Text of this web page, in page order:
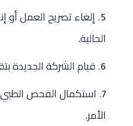
إلغاء تصريح العمل أو
الحالية.
قيام الشركة الجديدة
استكمال الفحص الطبي
الأمر.